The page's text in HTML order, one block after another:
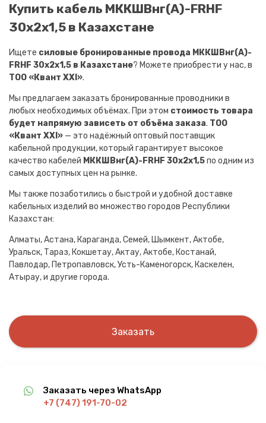
Купить кабель МККШВнг(A)-FRHF
30х2х1,5 в Казахстане
Ищете силовые бронированные провода МККШВнг(A)-
FRHF 30х2х1,5 в Казахстане? Можете приобрести у нас, в
ТОО «Квант XXI».
Мы предлагаем заказать бронированные проводники в
любых необходимых объёмах. При этом стоимость товара
будет напрямую зависеть от объёма заказа. ТОО
«Квант XXI» — это надёжный оптовый поставщик
кабельной продукции, который гарантирует высокое
качество кабелей МККШВнг(A)-FRHF 30х2х1,5по одним из
самых доступных цен на рынке.
Мы также позаботились о быстрой и удобной доставке
кабельных изделий во множество городов Республики
Казахстан:
Алматы, Астана, Караганда, Семей, Шымкент, Актобе,
Уральск, Тараз, Кокшетау, Актау, Актобе, Костанай,
Павлодар, Петропавловск, Усть-Каменогорск, Каскелен,
Атырау, и другие города.
Заказать
Заказать через WhatsApp
+7 (747) 191-70-02